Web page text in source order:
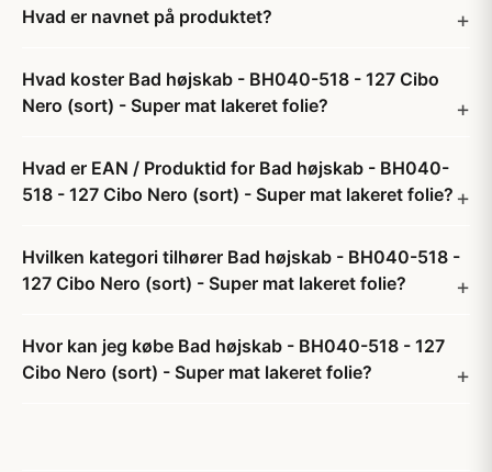
Hvad er navnet på produktet?
Hvad koster Bad højskab - BH040-518 - 127 Cibo
Nero (sort) - Super mat lakeret folie?
Hvad er EAN / Produktid for Bad højskab - BH040-
518 - 127 Cibo Nero (sort) - Super mat lakeret folie?
Hvilken kategori tilhører Bad højskab - BH040-518 -
127 Cibo Nero (sort) - Super mat lakeret folie?
Hvor kan jeg købe Bad højskab - BH040-518 - 127
Cibo Nero (sort) - Super mat lakeret folie?